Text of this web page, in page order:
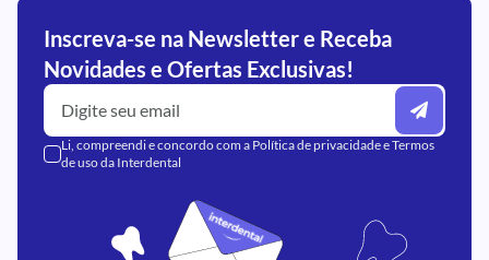
Inscreva-se na Newsletter e Receba
Novidades e Ofertas Exclusivas!
Li, compreendi e concordo com a Política de privacidadeeTermos
de usoda Interdental